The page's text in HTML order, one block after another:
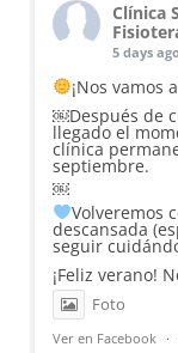
Clínica
5 days
¡Nos vamos
￼Después de
llegado el
clínica
septiembre.
￼
Volveremos
descansada
seguir
¡Feliz verano!
Foto
Ver en Facebook ·